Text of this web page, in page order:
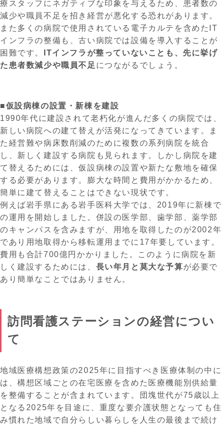
療スタッフにネガティブな印象を与えるため、患者数の
減少や職員不足を招き経営が悪化する恐れがあります。
また多くの病院で使用されている電子カルテを含めたIT
インフラの整備も、古い病院では設備を導入することが
困難です。
ITインフラが整っていないことも、先に挙げ
た患者数減少や職員不足 につながるでしょう。
■仮設病棟の設置・新棟を建設
1990年代に建設されて老朽化が進んだ多くの病院では、
新しい病院への建て替えが活発になってきています。ま
た経営難や病床数削減のために複数の系列病院を統合
し、新しく建設する病院も見られます。しかし病院を建
て替えるためには、仮設病棟の設置や新たな敷地を確保
する必要があります。膨大な時間と費用がかかるため、
簡単に建て替えることはできない現状です。
例えば岩手県にある岩手医科大学では、2019年に新棟で
の運用を開始しました。併設の医学部、歯学部、薬学部
のキャンパスを含みますが、用地を取得したのが2002年
であり用地取得から移転運用までに17年要しています。
費用も合計700億円かかりました。このように病院を新
しく建設するためには、 長い年月と莫大な予算が必要で
あり簡単なことではありません。
訪問看護ステーションの経営につい
て
地域医療構想政策の2025年に目指すべき医療体制の中に
は、構想区域ごとの在宅医療を含めた医療機能別供給量
を整備することが含まれています。団塊世代が75歳以上
となる2025年を目途に、重度な要介護状態となっても住
み慣れた地域で自分らしい暮らしを人生の最後まで続け